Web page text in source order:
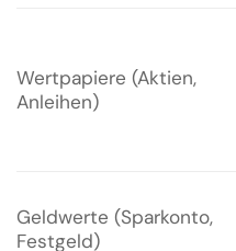
Wertpapiere (Aktien,
Anleihen)
Geldwerte (Sparkonto,
Festgeld)